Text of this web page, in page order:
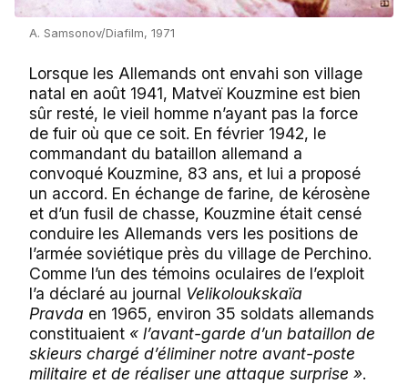
A. Samsonov/Diafilm, 1971
Lorsque les Allemands ont envahi son village
natal en août 1941, Matveï Kouzmine est bien
sûr resté, le vieil homme n’ayant pas la force
de fuir où que ce soit. En février 1942, le
commandant du bataillon allemand a
convoqué Kouzmine, 83 ans, et lui a proposé
un accord. En échange de farine, de kérosène
et d’un fusil de chasse, Kouzmine était censé
conduire les Allemands vers les positions de
l’armée soviétique près du village de Perchino.
Comme l’un des témoins oculaires de l’exploit
l’a déclaré au journal Velikoloukskaïa
Pravda en 1965, environ 35 soldats allemands
constituaient « l’avant-garde d’un bataillon de
skieurs chargé d’éliminer notre avant-poste
militaire et de réaliser une attaque surprise ».